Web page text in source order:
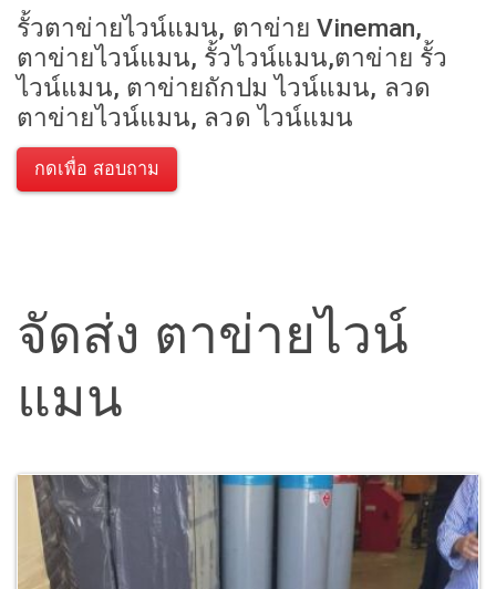
รั้วตาข่ายไวน์แมน, ตาข่าย Vineman,
ตาข่ายไวน์แมน, รั้วไวน์แมน,ตาข่าย รั้ว
ไวน์แมน, ตาข่ายถักปม ไวน์แมน, ลวด
ตาข่ายไวน์แมน, ลวด ไวน์แมน
กดเพื่อ สอบถาม
จัดส่ง ตาข่ายไวน์
แมน